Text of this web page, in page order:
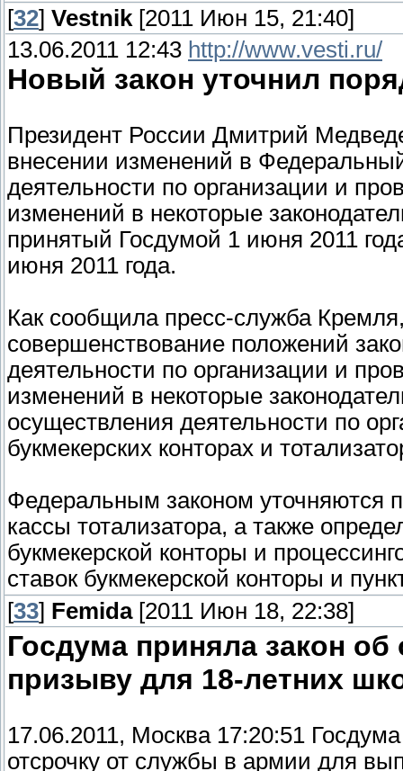
[32] Vestnik [2011 Июн 15, 21:40]
13.06.2011 12:43 http://www.vesti.ru/
Новый закон уточнил
Президент России Дмитрий
внесении изменений в
деятельности по организации и
изменений в некоторые
принятый Госдумой 1 июня 2011
июня 2011 года.
Как сообщила пресс-служба
совершенствование положений
деятельности по организации и
изменений в некоторые
осуществления деятельности по
букмекерских конторах и
Федеральным законом уточняются
кассы тотализатора, а также
букмекерской конторы и
ставок букмекерской конторы и
[33] Femida[2011 Июн 18, 22:38]
Госдума приняла закон
призыву для 18-летних
17.06.2011, Москва 17:20:51
отсрочку от службы в армии для